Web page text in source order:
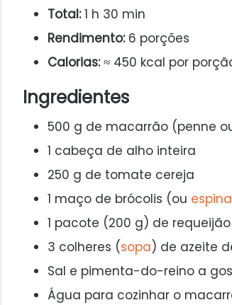
Total:1 h 30 min
Rendimento:6 porções
Calorias:≈ 450 kcal por
Ingredientes
500 g de macarrão (penne
1 cabeça de alho inteira
250 g de tomate cereja
1 maço de brócolis (ou
1 pacote (200 g) de
3 colheres (sopa) de azeite
Sal e pimenta-do-reino a
Água para cozinhar o